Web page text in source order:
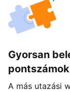
Gyorsan
A más utazási